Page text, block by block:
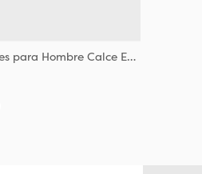
Zapatos Formales para Hombre Calce Elegante en Cuero